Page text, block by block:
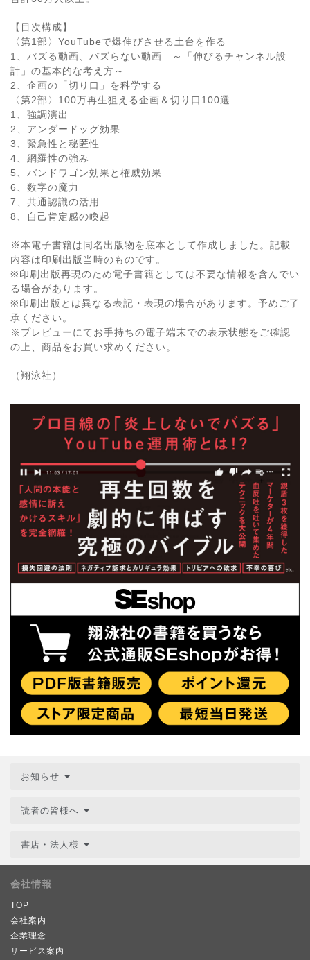
【目次構成】
〈第1部〉YouTubeで爆伸びさせる土台を作る
1、バズる動画、バズらない動画 ～「伸びるチャンネル設
計」の基本的な考え方～
2、企画の「切り口」を科学する
〈第2部〉100万再生狙える企画＆切り口100選
1、強調演出
2、アンダードッグ効果
3、緊急性と秘匿性
4、網羅性の強み
5、バンドワゴン効果と権威効果
6、数字の魔力
7、共通認識の活用
8、自己肯定感の喚起
※本電子書籍は同名出版物を底本として作成しました。記載
内容は印刷出版当時のものです。
※印刷出版再現のため電子書籍としては不要な情報を含んでい
る場合があります。
※印刷出版とは異なる表記・表現の場合があります。予めご了
承ください。
※プレビューにてお手持ちの電子端末での表示状態をご確認
の上、商品をお買い求めください。
（翔泳社）
お知らせ
読者の皆様へ
書店・法人様
会社情報
TOP
会社案内
企業理念
サービス案内